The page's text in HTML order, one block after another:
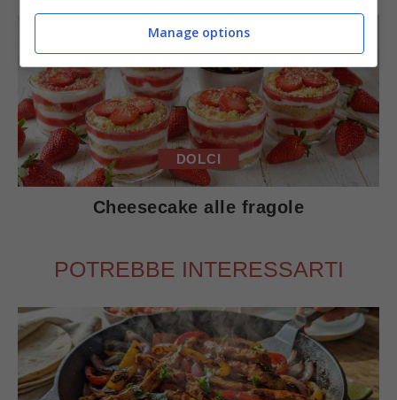
DOLCI
Cheesecake alle fragole
POTREBBE INTERESSARTI
Manage options